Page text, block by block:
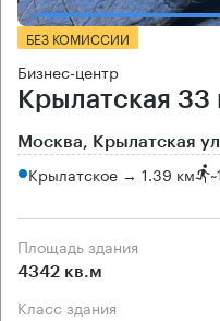
БЕЗ КОМИССИИ
Бизнес-центр
Крылатская 33
Москва, Крылатская
Крылатское → 1.39 км ~
Площадь здания
4342 кв.м
Класс здания